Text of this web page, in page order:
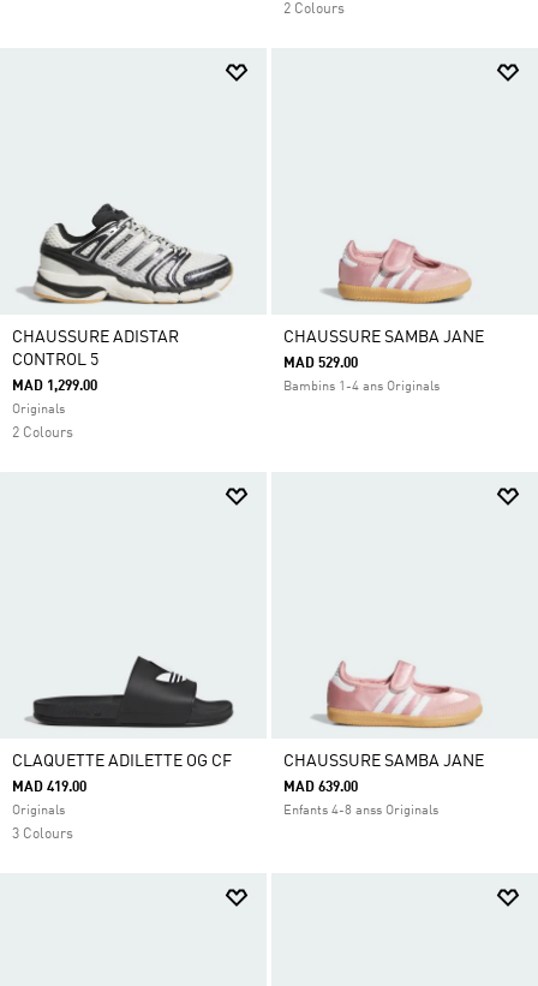
2 Colours
CHAUSSURE ADISTAR
CONTROL 5
MAD 1,299.00
Originals
2 Colours
CHAUSSURE SAMBA JANE
MAD 529.00
Bambins 1-4 ans Originals
CLAQUETTE ADILETTE OG CF
MAD 419.00
Originals
3 Colours
CHAUSSURE SAMBA JANE
MAD 639.00
Enfants 4-8 anss Originals